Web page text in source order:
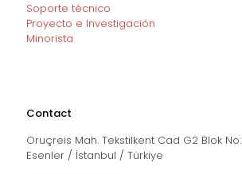
Soporte técnico
Proyecto e Investigación
Minorista
Contact
Oruçreis Mah. Tekstilkent Cad G2 Blok
Esenler / İstanbul / Türkiye